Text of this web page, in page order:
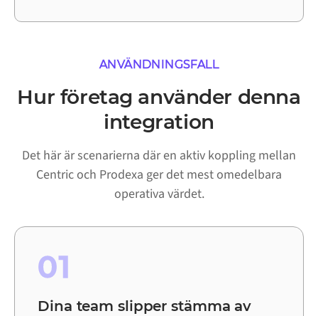
ANVÄNDNINGSFALL
Hur företag använder denna
integration
Det här är scenarierna där en aktiv koppling mellan
Centric och Prodexa ger det mest omedelbara
operativa värdet.
01
Dina team slipper stämma av